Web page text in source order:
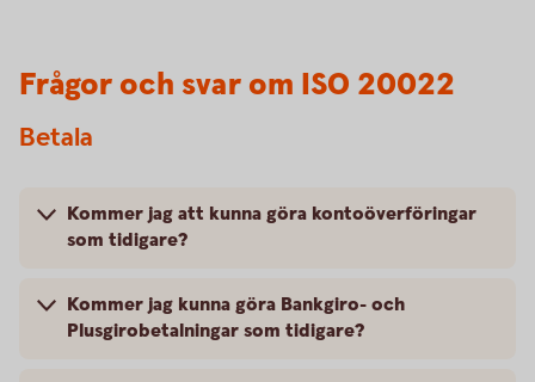
Frågor och svar om ISO 20022
Betala
Kommer jag att kunna göra kontoöverföringar
som tidigare?
Kommer jag kunna göra Bankgiro- och
Plusgirobetalningar som tidigare?